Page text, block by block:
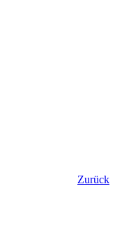
Zurück